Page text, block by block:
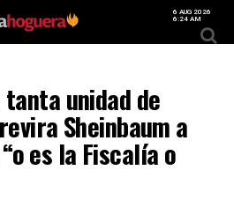
6 AUG 2026
6:24 AM
unidad de
Sheinbaum a
es la Fiscalía o